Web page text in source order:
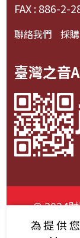
FAX : 886-2-
聯絡我們 採
臺灣之音
© 2024
資通安全
為提供